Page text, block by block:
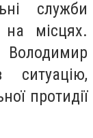
служби
місцях.
ситуацію,
протидії